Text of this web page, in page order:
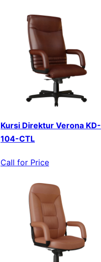
Kursi Direktur Verona KD-
104-CTL
Call for Price